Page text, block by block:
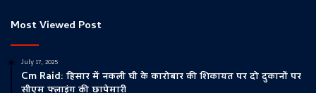
Most Viewed Post
July 17, 2025
Cm Raid: हिसार में नकली घी के कारोबार की शिकायत पर दो दुकानों पर